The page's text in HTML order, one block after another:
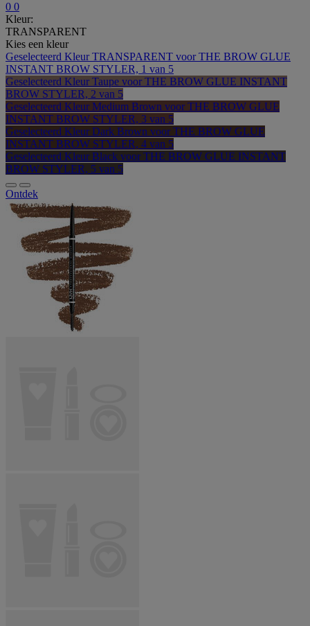
0 0
Kleur:
TRANSPARENT
Kies een kleur
Geselecteerd Kleur TRANSPARENT voor THE BROW GLUE
INSTANT BROW STYLER, 1 van 5
Geselecteerd Kleur Taupe voor THE BROW GLUE INSTANT
BROW STYLER, 2 van 5
Geselecteerd Kleur Medium Brown voor THE BROW GLUE
INSTANT BROW STYLER, 3 van 5
Geselecteerd Kleur Dark Brown voor THE BROW GLUE
INSTANT BROW STYLER, 4 van 5
Geselecteerd Kleur Black voor THE BROW GLUE INSTANT
BROW STYLER, 5 van 5
Ontdek